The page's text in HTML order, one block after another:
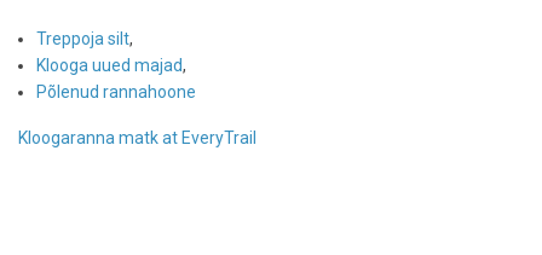
Treppoja silt,
Klooga uued majad,
Põlenud rannahoone
Kloogaranna matk at EveryTrail